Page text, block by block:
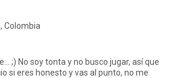
Colombia
;) No soy tonta y no busco jugar, así que
si eres honesto y vas al punto, no me